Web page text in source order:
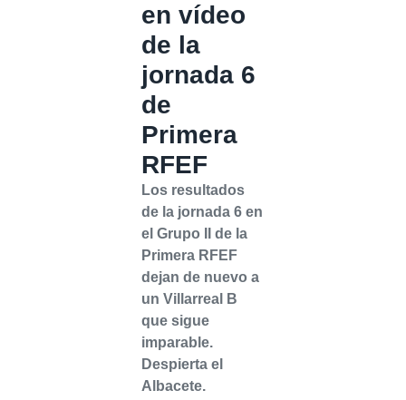
en vídeo
de la
jornada 6
de
Primera
RFEF
Los resultados
de la jornada 6 en
el Grupo II de la
Primera RFEF
dejan de nuevo a
un Villarreal B
que sigue
imparable.
Despierta el
Albacete.